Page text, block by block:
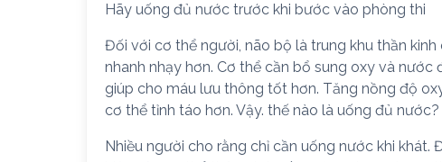
Hãy uống đủ nước trước khi bước vào phòng thi
Đối với cơ thể người, não bộ là trung khu thần
nhanh nhạy hơn. Cơ thể cần bổ sung oxy và
giúp cho máu lưu thông tốt hơn. Tăng nồng độ
cơ thể tỉnh táo hơn. Vậy. thế nào là uống đủ nước?
Nhiều người cho rằng chỉ cần uống nước khi khát.